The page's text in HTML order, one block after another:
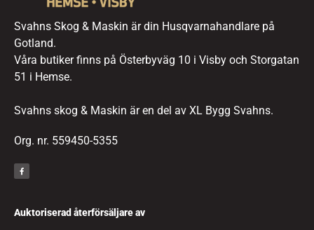
Svahns Skog & Maskin är din Husqvarnahandlare på
Gotland.
Våra butiker finns på Österbyväg 10 i Visby och Storgatan
51 i Hemse.
Svahns skog & Maskin är en del av XL Bygg Svahns.
Org. nr. 559450-5355
Auktoriserad återförsäljare av